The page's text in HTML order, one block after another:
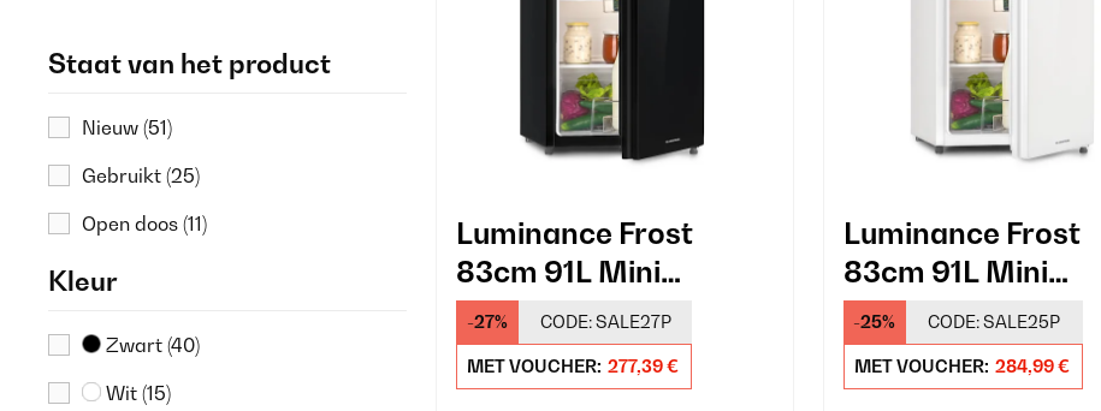
40%(3)
50%(2)
Staat van het product
Nieuw (51)
Gebruikt (25)
Open doos (11)
Kleur
Zwart (40)
Wit (15)
Luminance Frost
83cm 91L Mini
Koelkast Zwart
-27% CODE: SALE27P
MET VOUCHER: 277,39 €
Luminance Frost
83cm 91L Mini
Koelkast Wit
-25% CODE: SALE25P
MET VOUCHER: 284,99 €